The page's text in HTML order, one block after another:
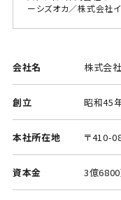
ーシズオカ／株式会社
会社名 株式会
創立 昭和45
本社所在地 〒410-
資本金 3億